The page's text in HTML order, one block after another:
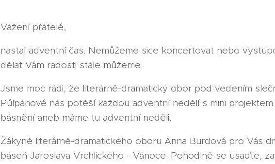
Vážení přátelé,
nastal adventní čas. Nemůžeme sice koncertovat nebo
dělat Vám radosti stále můžeme.
Jsme moc rádi, že literárně-dramatický obor pod vedením
Půlpánové nás potěší každou adventní nedělí s mini
básnění aneb máme tu adventní neděli.
Žákyně literárně-dramatického oboru Anna Burdová pro Vás
báseň Jaroslava Vrchlického - Vánoce. Pohodlně se usaďte,